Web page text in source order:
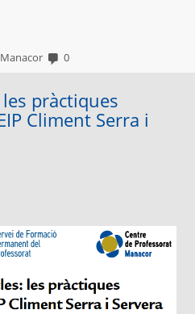
Manacor 0
pràctiques
Climent Serra i